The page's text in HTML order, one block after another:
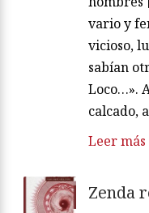
vario y
vicioso,
sabían
Loco…».
calcado,
Leer más
Zenda